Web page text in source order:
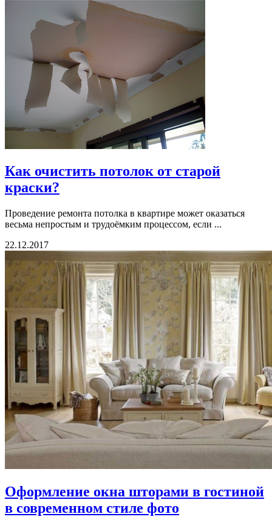
Как очистить потолок от старой
краски?
Проведение ремонта потолка в квартире может оказаться
весьма непростым и трудоёмким процессом, если ...
22.12.2017
Оформление окна шторами в гостиной
в современном стиле фото